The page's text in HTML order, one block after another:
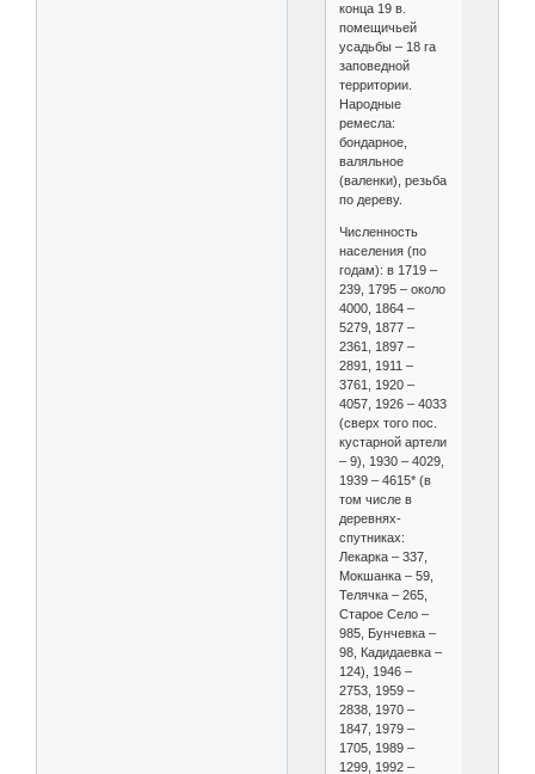
конца 19 в.
помещичьей
усадьбы – 18 га
заповедной
территории.
Народные
ремесла:
бондарное,
валяльное
(валенки), резьба
по дереву.
Численность
населения (по
годам): в 1719 –
239, 1795 – около
4000, 1864 –
5279, 1877 –
2361, 1897 –
2891, 1911 –
3761, 1920 –
4057, 1926 – 4033
(сверх того пос.
кустарной артели
– 9), 1930 – 4029,
1939 – 4615* (в
том числе в
деревнях-
спутниках:
Лекарка – 337,
Мокшанка – 59,
Телячка – 265,
Старое Село –
985, Бунчевка –
98, Кадидаевка –
124), 1946 –
2753, 1959 –
2838, 1970 –
1847, 1979 –
1705, 1989 –
1299, 1992 –